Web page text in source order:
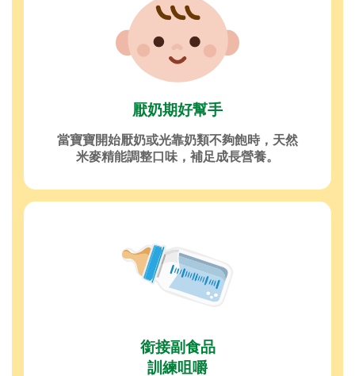
厭奶期好幫手
當寶寶開始厭奶或光靠奶類不夠飽時，天然
米麥精能調整口味，補足成長營養。
銜接副食品
訓練咀嚼